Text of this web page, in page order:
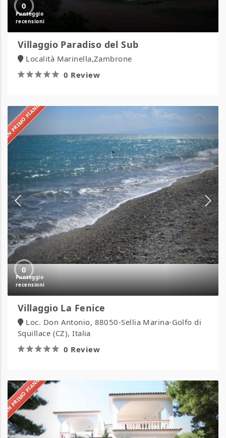
0
Villaggio Paradiso del Sub
Località Marinella,Zambrone
0 Review
IN PRIMO PIANO
0
Fenice
Villaggio La Fenice
Loc. Don Antonio, 88050-Sellia Marina-Golfo di
Squillace (CZ), Italia
0 Review
IN PRIMO PIANO